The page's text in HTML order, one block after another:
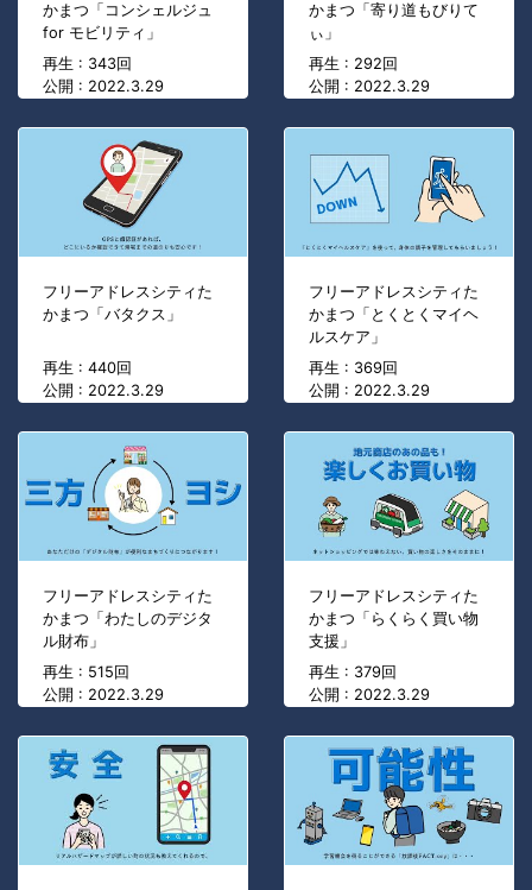
かまつ「コンシェルジュ
for モビリティ」
再生 : 343回
公開 : 2022.3.29
かまつ「寄り道もびりて
ぃ」
再生 : 292回
公開 : 2022.3.29
フリーアドレスシティた
かまつ「バタクス」
再生 : 440回
公開 : 2022.3.29
フリーアドレスシティた
かまつ「とくとくマイヘ
ルスケア」
再生 : 369回
公開 : 2022.3.29
フリーアドレスシティた
かまつ「わたしのデジタ
ル財布」
再生 : 515回
公開 : 2022.3.29
フリーアドレスシティた
かまつ「らくらく買い物
支援」
再生 : 379回
公開 : 2022.3.29